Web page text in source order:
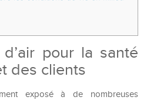
pour la santé
des clients
exposé à de nombreuses